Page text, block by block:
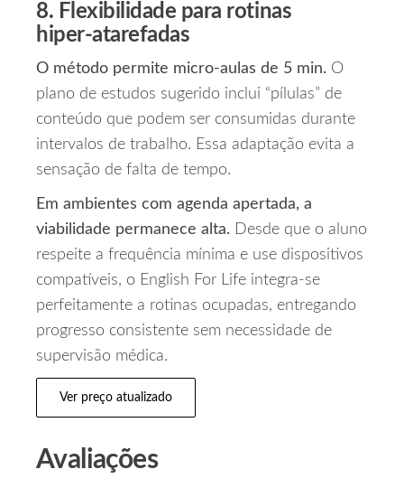
8. Flexibilidade para rotinas
hiper‑atarefadas
O método permite micro‑aulas de 5 min. O
plano de estudos sugerido inclui “pílulas” de
conteúdo que podem ser consumidas durante
intervalos de trabalho. Essa adaptação evita a
sensação de falta de tempo.
Em ambientes com agenda apertada, a
viabilidade permanece alta. Desde que o aluno
respeite a frequência mínima e use dispositivos
compatíveis, o English For Life integra-se
perfeitamente a rotinas ocupadas, entregando
progresso consistente sem necessidade de
supervisão médica.
Ver preço atualizado
Avaliações